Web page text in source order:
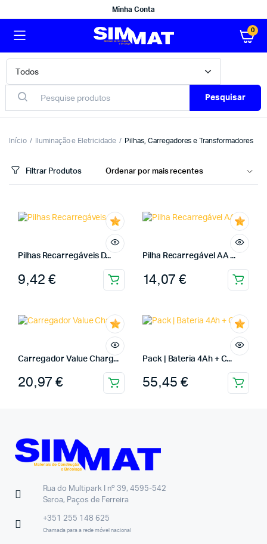
Minha Conta
0
Pesquisar
Início Iluminação e Eletricidade Pilhas, Carregadores e Transformadores
Filtrar Produtos
Pilhas Recarregáveis D...
9,42 €
Pilha Recarregável AA ...
14,07 €
Carregador Value Charg...
20,97 €
Pack | Bateria 4Ah + C...
55,45 €
Rua do Multipark I nº 39, 4595-542
Seroa, Paços de Ferreira
+351 255 148 625
Chamada para a rede móvel nacional